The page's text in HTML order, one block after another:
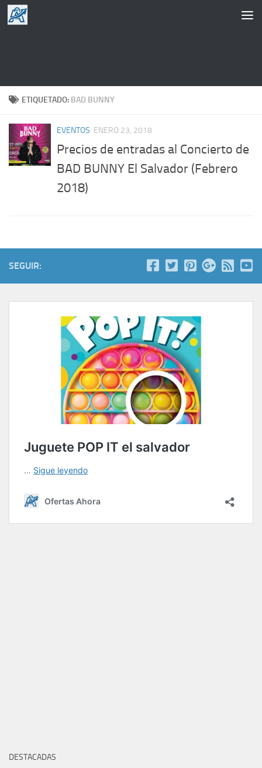
Saltar al contenido
ETIQUETADO: BAD BUNNY
EVENTOS ENERO 23, 2018
Precios de entradas al Concierto de
BAD BUNNY El Salvador (Febrero
2018)
SEGUIR:
DESTACADAS